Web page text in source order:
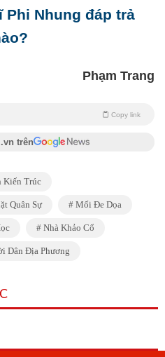
Phi Nhung đáp trả
Phạm Trang
Copy link
trên
Kiến Trúc
Quân Sự Mối Đe Dọa
Nhà Khảo Cổ
Dân Địa Phương